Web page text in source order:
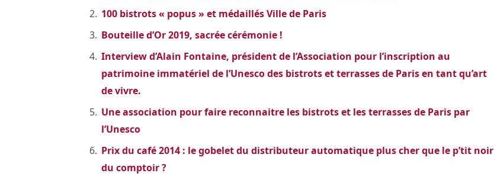
100 bistrots « popus » et médaillés Ville de Paris
Bouteille d’Or 2019, sacrée cérémonie !
Interview d’Alain Fontaine, président de l’Association pour l’inscription au
patrimoine immatériel de l’Unesco des bistrots et terrasses de Paris en tant qu’art
de vivre.
Une association pour faire reconnaitre les bistrots et les terrasses de Paris par
l’Unesco
Prix du café 2014 : le gobelet du distributeur automatique plus cher que le p’tit noir
du comptoir ?